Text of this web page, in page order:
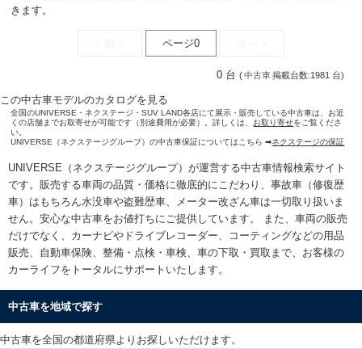
きます。
ページ0
0 台 (中古車掲載台数:1981 台)
この中古車モデルのカタログを見る
全国のUNIVERSE・ネクステージ・SUV LAND各店にて展示・販売している中古車は、お近
くの店舗までお取寄せが可能です（別途費用が必要）。詳しくは、 お取り寄せをご覧くださ
い。
UNIVERSE（ネクステージグループ）の中古車保証についてはこちら ➡ネクステージの保証
UNIVERSE（ネクステージグループ）が運営する中古車情報検索サイト
です。販売する車両の品質・価格に徹底的にこだわり、事故車（修復歴
車）はもちろん水没車や盗難歴車、メーター改ざん車は一切取り扱いま
せん。安心な中古車をお値打ちにご提供しています。 また、車両の販売
だけでなく、カーナビやドライブレコーダー、コーティングなどの用品
販売、自動車保険、整備・点検・車検、車の下取・買取まで、お客様の
カーライフをトータルにサポートいたします。
中古車を地域で探す
中古車を全国の都道府県よりお探しいただけます。